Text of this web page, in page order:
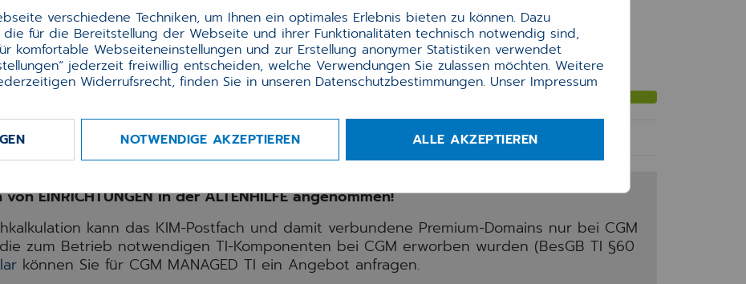
Produktauswahl Nachbestellung
Produktauswahl Nachbestellung: Unsere Auswahl für Ihr Vorhaben
EINRICHTUNGEN in der ALTENHILFE angenommen!
kann das KIM-Postfach und damit verbundene Premium-Domains nur bei CGM
zum Betrieb notwendigen TI-Komponenten bei CGM erworben wurden (BesGB TI §60
können Sie für CGM MANAGED TI ein Angebot anfragen.
verschiedene Techniken, um Ihnen ein optimales Erlebnis bieten zu können. Dazu
für die Bereitstellung der Webseite und ihrer Funktionalitäten technisch notwendig sind,
komfortable Webseiteneinstellungen und zur Erstellung anonymer Statistiken verwendet
jederzeit freiwillig entscheiden, welche Verwendungen Sie zulassen möchten. Weitere
Widerrufsrecht, finden Sie in unseren Datenschutzbestimmungen. Unser Impressum
NOTWENDIGE AKZEPTIEREN ALLE AKZEPTIEREN